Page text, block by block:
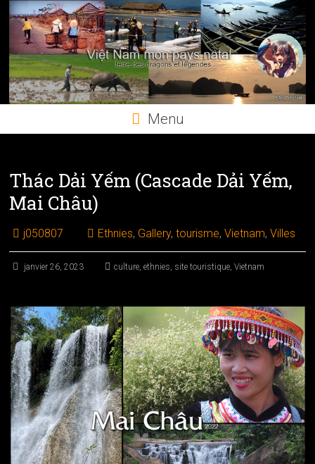
Skip
content
Menu
Thác Dải Yếm (Cascade Dải Yếm,
Mai Châu)
j050807 Ethnies, Gallery,tourisme,Vietnam,Villes
janvier 26, 2023 culture ,ethnies site touristique ,Vietnam